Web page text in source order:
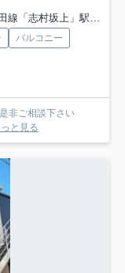
「志村坂上」駅 徒歩7分
バルコニー
非ご相談下さい
っと見る